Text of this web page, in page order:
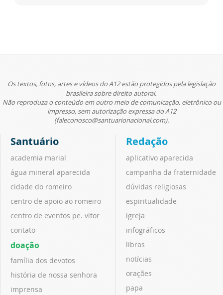
Os textos, fotos, artes e vídeos do A12 estão protegidos pela legislação
brasileira sobre direito autoral.
Não reproduza o conteúdo em outro meio de comunicação, eletrônico ou
impresso, sem autorização expressa do A12
(faleconosco@santuarionacional.com).
Santuário
academia marial
água mineral aparecida
cidade do romeiro
centro de apoio ao romeiro
centro de eventos pe. vitor
contato
doação
família dos devotos
história de nossa senhora
imprensa
Redação
aplicativo aparecida
campanha da fraternidade
dúvidas religiosas
espiritualidade
igreja
infográficos
libras
notícias
orações
papa